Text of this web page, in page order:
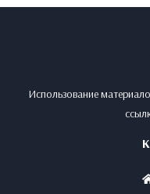
Использование